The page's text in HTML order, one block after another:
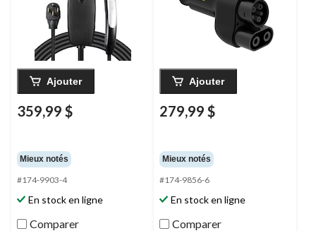
Ajouter
359,99 $
Mieux notés
#174-9903-4
En stock en ligne
Comparer
Ajouter
279,99 $
Mieux notés
#174-9856-6
En stock en ligne
Comparer